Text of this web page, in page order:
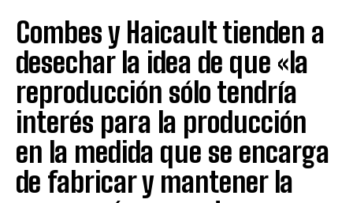
Combes y Haicault tienden a
desechar la idea de que «la
reproducción sólo tendría
interés para la producción
en la medida que se encarga
de fabricar y mantener la